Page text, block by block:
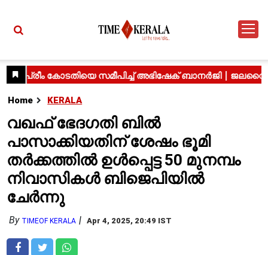
Home KERALA
വഖഫ് ഭേദഗതി ബിൽ
പാസാക്കിയതിന് ശേഷം ഭൂമി
തർക്കത്തിൽ ഉൾപ്പെട്ട 50 മുനമ്പം
നിവാസികൾ ബിജെപിയിൽ
ചേർന്നു
By TIMEOF KERALA Apr 4, 2025, 20:49 IST